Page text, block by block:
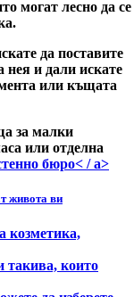
могат лесно да се
.
да поставите
нея и дали искате
или къщата
за малки
или отделна
бюро< / a>
живота ви
козметика,
такива, които